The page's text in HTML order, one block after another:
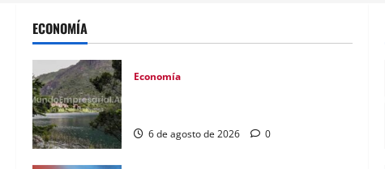
ECONOMÍA
Economía
6 de agosto de 2026 0